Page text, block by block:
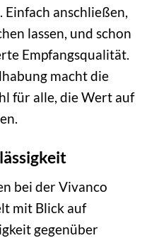
anschließen,
lassen, und schon
Empfangsqualität.
macht die
für alle, die Wert auf
bei der Vivanco
mit Blick auf
gegenüber